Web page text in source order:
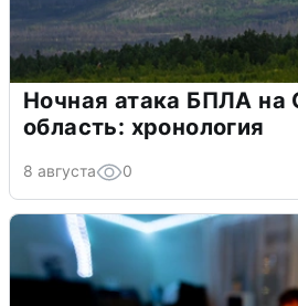
Ночная атака БПЛА
область: хронология
8 августа 0